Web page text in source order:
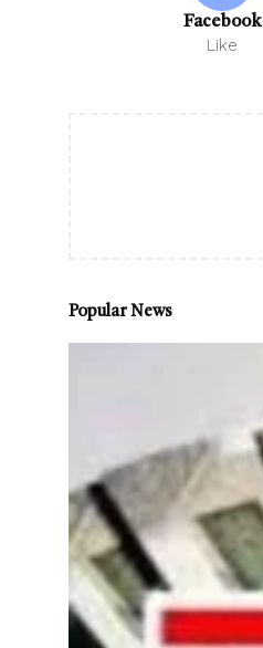
Facebook
Like
Popular News